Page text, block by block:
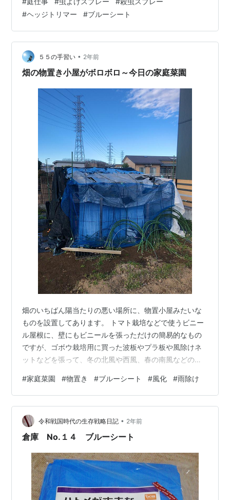
作業着 着替えます だいたい いつも同じセットの服装で
す ・サラッとした綿のシャツ ・ゆったりめのデニムパン
ツ ・短めの園芸作業用のエプロン ・足首から膝までのレ
ッグカバー ・手首から肘までのアームカバー ・マスク
（のど 首まで覆える布製） ・指と掌側がゴムの軍手 ・
帽子（首…
#ヘッジトリマー #ブルーシート
５５の手習い • 2年前
畑の物置き小屋がボロボロ～今日の家庭菜園
畑のいちばん陽当たりの悪い場所に、物置小屋みたいな
ものを設置してあります。 トマト栽培などで使うビニー
ル屋根に、壁にもビニールを張っただけの簡易的なもの
ですが、ゴボウ栽培用に買った波板やプラ板や風除けネ
ットなどを張って、冬の北風や西風、春の南風などの強
上にブルーシートや日除けシートなどを張って、直射日
光が当たらず夏でも中が暑くなり過ぎないようにしてあ
ります。 ところが、このブルーシートがボロボロになっ
てしまっているのです。雨や風や太陽光で風化したので
しょうか、ボロボロに千切れてしまっていました。工事
#家庭菜園 #物置き #ブルーシート #風化 #雨除け
令和戦国時代の生存戦略日記 • 2年前
倉庫 No.１４ ブルーシート